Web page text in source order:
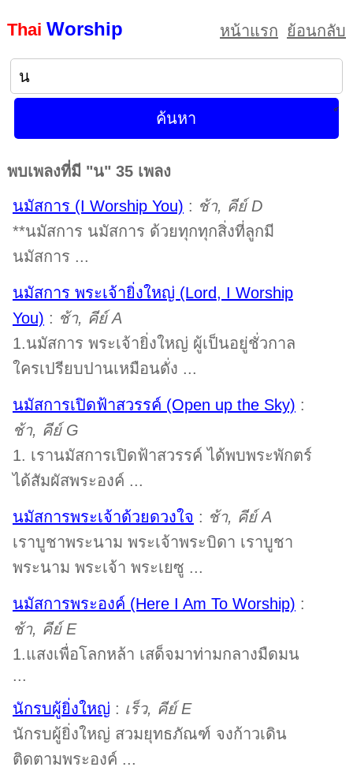
Thai Worship หน้าแรก ย้อนกลับ
พบเพลงที่มี "น" 35 เพลง
นมัสการ (I Worship You) : ช้า, คีย์ D
**นมัสการ นมัสการ ด้วยทุกทุกสิ่งที่ลูกมี
นมัสการ ...
นมัสการ พระเจ้ายิ่งใหญ่ (Lord, I Worship
You) : ช้า, คีย์ A
1.นมัสการ พระเจ้ายิ่งใหญ่ ผู้เป็นอยู่ชั่วกาล
ใครเปรียบปานเหมือนดั่ง ...
นมัสการเปิดฟ้าสวรรค์ (Open up the Sky) :
ช้า, คีย์ G
1. เรานมัสการเปิดฟ้าสวรรค์ ได้พบพระพักตร์
ได้สัมผัสพระองค์ ...
นมัสการพระเจ้าด้วยดวงใจ : ช้า, คีย์ A
เราบูชาพระนาม พระเจ้าพระบิดา เราบูชา
พระนาม พระเจ้า พระเยซู ...
นมัสการพระองค์ (Here I Am To Worship) :
ช้า, คีย์ E
1.แสงเพื่อโลกหล้า เสด็จมาท่ามกลางมืดมน
...
นักรบผู้ยิ่งใหญ่ : เร็ว, คีย์ E
นักรบผู้ยิ่งใหญ่ สวมยุทธภัณฑ์ จงก้าวเดิน
ติดตามพระองค์ ...